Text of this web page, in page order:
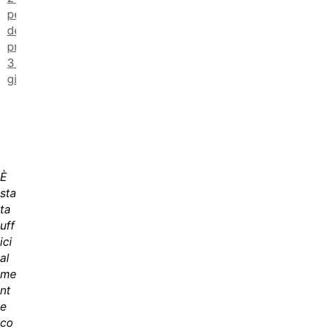
per gli amanti
della
precisione
gioco
È
sta
ta
uff
ici
al
me
nt
e
co